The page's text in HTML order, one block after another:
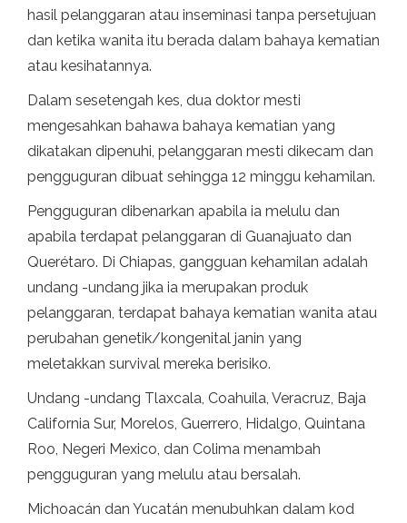
hasil pelanggaran atau inseminasi tanpa persetujuan
dan ketika wanita itu berada dalam bahaya kematian
atau kesihatannya.
Dalam sesetengah kes, dua doktor mesti
mengesahkan bahawa bahaya kematian yang
dikatakan dipenuhi, pelanggaran mesti dikecam dan
pengguguran dibuat sehingga 12 minggu kehamilan.
Pengguguran dibenarkan apabila ia melulu dan
apabila terdapat pelanggaran di Guanajuato dan
Querétaro. Di Chiapas, gangguan kehamilan adalah
undang -undang jika ia merupakan produk
pelanggaran, terdapat bahaya kematian wanita atau
perubahan genetik/kongenital janin yang
meletakkan survival mereka berisiko.
Undang -undang Tlaxcala, Coahuila, Veracruz, Baja
California Sur, Morelos, Guerrero, Hidalgo, Quintana
Roo, Negeri Mexico, dan Colima menambah
pengguguran yang melulu atau bersalah.
Michoacán dan Yucatán menubuhkan dalam kod